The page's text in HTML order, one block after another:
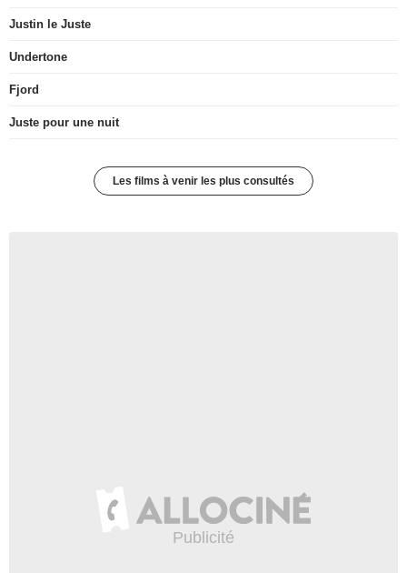
Justin le Juste
Undertone
Fjord
Juste pour une nuit
Les films à venir les plus consultés